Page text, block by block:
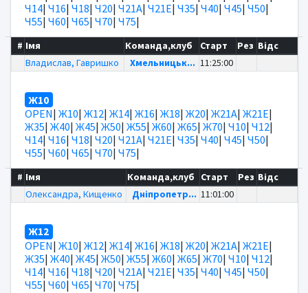
Ч14| Ч16| Ч18| Ч20| Ч21А| Ч21Е| Ч35| Ч40| Ч45| Ч50|
Ч55| Ч60| Ч65| Ч70| Ч75|
# Імя Команда,клуб Старт Рез Відс
Владислав, Гавришко
Хмельницьк... 11:25:00
Ж10
OPEN| Ж10| Ж12| Ж14| Ж16| Ж18| Ж20| Ж21А| Ж21Е|
Ж35| Ж40| Ж45| Ж50| Ж55| Ж60| Ж65| Ж70| Ч10| Ч12|
Ч14| Ч16| Ч18| Ч20| Ч21А| Ч21Е| Ч35| Ч40| Ч45| Ч50|
Ч55| Ч60| Ч65| Ч70| Ч75|
# Імя Команда,клуб Старт Рез Відс
Олександра, Кищенко
Дніпропетр... 11:01:00
Ж12
OPEN| Ж10| Ж12| Ж14| Ж16| Ж18| Ж20| Ж21А| Ж21Е|
Ж35| Ж40| Ж45| Ж50| Ж55| Ж60| Ж65| Ж70| Ч10| Ч12|
Ч14| Ч16| Ч18| Ч20| Ч21А| Ч21Е| Ч35| Ч40| Ч45| Ч50|
Ч55| Ч60| Ч65| Ч70| Ч75|